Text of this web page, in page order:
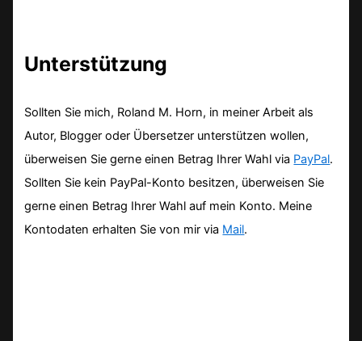
Unterstützung
Sollten Sie mich, Roland M. Horn, in meiner Arbeit als
Autor, Blogger oder Übersetzer unterstützen wollen,
überweisen Sie gerne einen Betrag Ihrer Wahl via PayPal.
Sollten Sie kein PayPal-Konto besitzen, überweisen Sie
gerne einen Betrag Ihrer Wahl auf mein Konto. Meine
Kontodaten erhalten Sie von mir via Mail.